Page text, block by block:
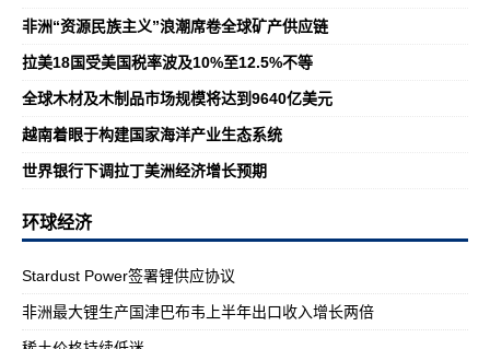
非洲“资源民族主义”浪潮席卷全球矿产供应链
拉美18国受美国税率波及10%至12.5%不等
全球木材及木制品市场规模将达到9640亿美元
越南着眼于构建国家海洋产业生态系统
世界银行下调拉丁美洲经济增长预期
环球经济
Stardust Power签署锂供应协议
非洲最大锂生产国津巴布韦上半年出口收入增长两倍